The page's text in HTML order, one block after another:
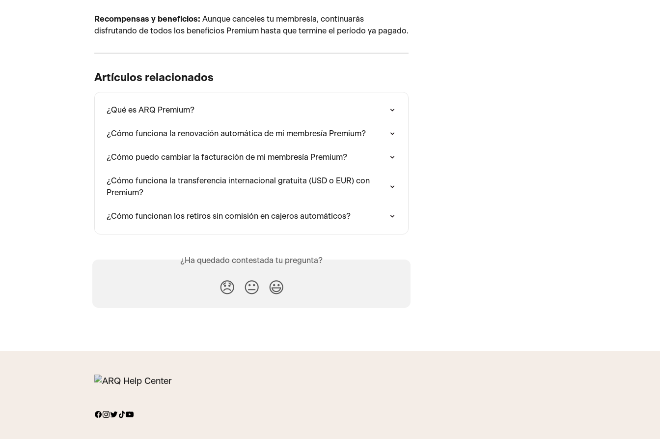
Recompensas y beneficios: Aunque canceles tu membresía, continuarás
disfrutando de todos los beneficios Premium hasta que termine el período ya pagado.
Artículos relacionados
¿Qué es ARQ Premium?
¿Cómo funciona la renovación automática de mi membresía Premium?
¿Cómo puedo cambiar la facturación de mi membresía Premium?
¿Cómo funciona la transferencia internacional gratuita (USD o EUR) con
Premium?
¿Cómo funcionan los retiros sin comisión en cajeros automáticos?
¿Ha quedado contestada tu pregunta?
😞 😐 😃